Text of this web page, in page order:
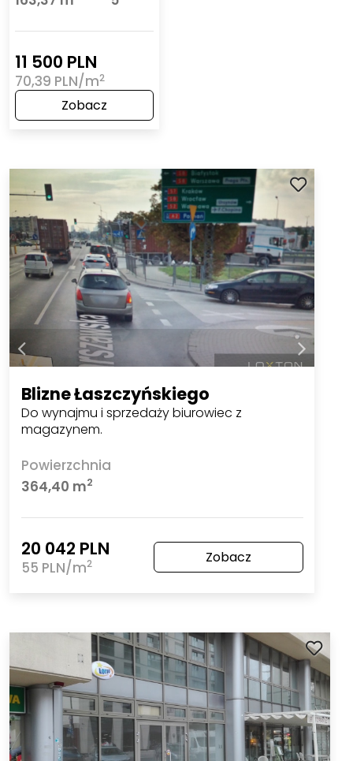
11 500 PLN
70,39 PLN/m2
Zobacz
Blizne Łaszczyńskiego
Do wynajmu i sprzedaży biurowiec z
magazynem.
Powierzchnia
364,40 m2
20 042 PLN
55 PLN/m2 Zobacz